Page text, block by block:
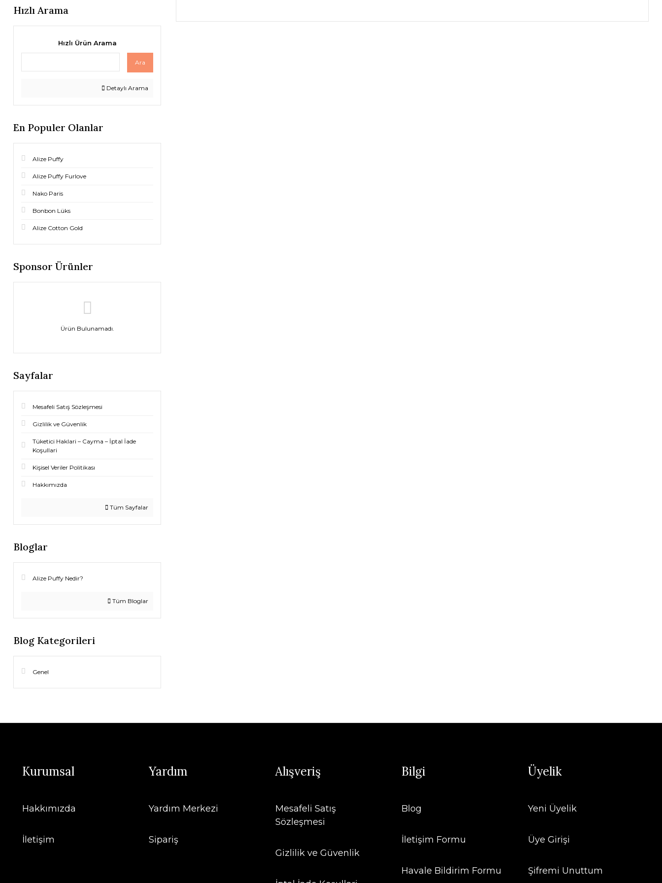
Hızlı Arama
Hızlı Ürün Arama
Ara
Detaylı Arama
En Populer Olanlar
Alize Puffy
Alize Puffy Furlove
Nako Paris
Bonbon Lüks
Alize Cotton Gold
Sponsor Ürünler
Ürün Bulunamadı.
Sayfalar
Mesafeli Satış Sözleşmesi
Gizlilik ve Güvenlik
Tüketici Haklari – Cayma – İptal İade
Koşullari
Kişisel Veriler Politikası
Hakkımızda
Tüm Sayfalar
Bloglar
Alize Puffy Nedir?
Tüm Bloglar
Blog Kategorileri
Genel
Kurumsal
Hakkımızda
İletişim
Yardım
Yardım Merkezi
Sipariş
Alışveriş
Mesafeli Satış
Sözleşmesi
Gizlilik ve Güvenlik
Bilgi
Blog
İletişim Formu
Havale Bildirim Formu
Üyelik
Yeni Üyelik
Üye Girişi
Şifremi Unuttum